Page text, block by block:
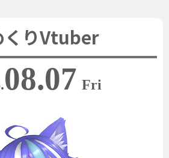
くりVtuber
08.07 Fri